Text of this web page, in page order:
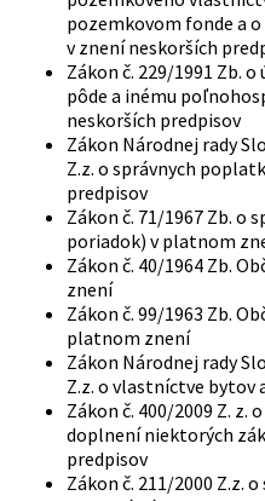
pozemkovom fonde a
v znení neskorších
Zákon č. 229/1991 Zb.
pôde a inému
neskorších predpisov
Zákon Národnej rady
Z.z. o správnych
predpisov
Zákon č. 71/1967 Zb. o
poriadok) v platnom
Zákon č. 40/1964 Zb.
znení
Zákon č. 99/1963 Zb.
platnom znení
Zákon Národnej rady
Z.z. o vlastníctve bytov
Zákon č. 400/2009 Z. z.
doplnení niektorých
predpisov
Zákon č. 211/2000 Z.z.